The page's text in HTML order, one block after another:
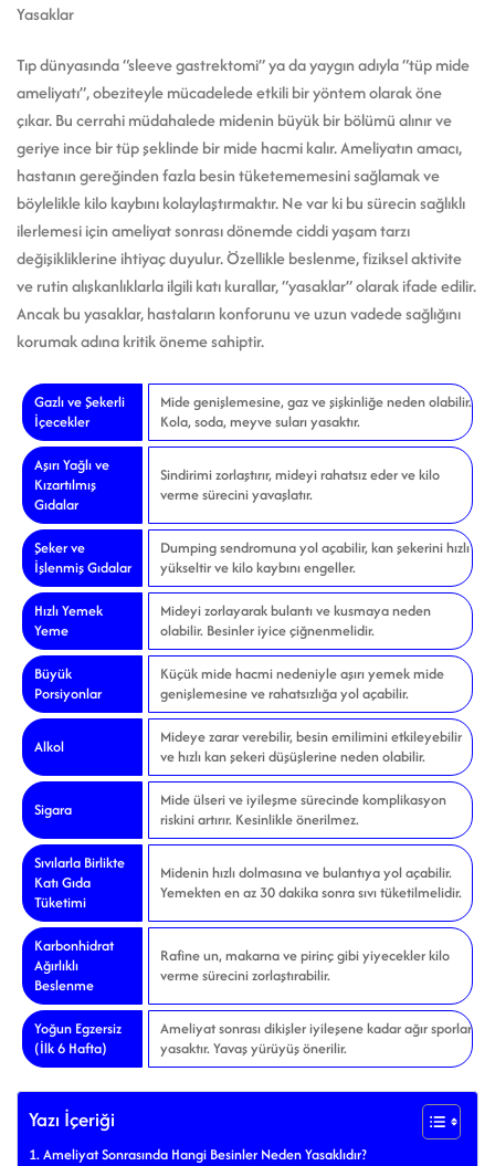
Yasaklar
Tıp dünyasında “sleeve gastrektomi” ya da yaygın adıyla “tüp mide
ameliyatı”, obeziteyle mücadelede etkili bir yöntem olarak öne
çıkar. Bu cerrahi müdahalede midenin büyük bir bölümü alınır ve
geriye ince bir tüp şeklinde bir mide hacmi kalır. Ameliyatın amacı,
hastanın gereğinden fazla besin tüketememesini sağlamak ve
böylelikle kilo kaybını kolaylaştırmaktır. Ne var ki bu sürecin sağlıklı
ilerlemesi için ameliyat sonrası dönemde ciddi yaşam tarzı
değişikliklerine ihtiyaç duyulur. Özellikle beslenme, fiziksel aktivite
ve rutin alışkanlıklarla ilgili katı kurallar, “yasaklar” olarak ifade edilir.
Ancak bu yasaklar, hastaların konforunu ve uzun vadede sağlığını
korumak adına kritik öneme sahiptir.
Gazlı ve Şekerli
İçecekler
Mide genişlemesine, gaz ve şişkinliğe neden olabilir.
Kola, soda, meyve suları yasaktır.
Aşırı Yağlı ve
Kızartılmış
Gıdalar
Sindirimi zorlaştırır, mideyi rahatsız eder ve kilo
verme sürecini yavaşlatır.
Şeker ve
İşlenmiş Gıdalar
Dumping sendromuna yol açabilir, kan şekerini hızlı
yükseltir ve kilo kaybını engeller.
Hızlı Yemek
Yeme
Mideyi zorlayarak bulantı ve kusmaya neden
olabilir. Besinler iyice çiğnenmelidir.
Büyük
Porsiyonlar
Küçük mide hacmi nedeniyle aşırı yemek mide
genişlemesine ve rahatsızlığa yol açabilir.
Alkol
Mideye zarar verebilir, besin emilimini etkileyebilir
ve hızlı kan şekeri düşüşlerine neden olabilir.
Sigara
Mide ülseri ve iyileşme sürecinde komplikasyon
riskini artırır. Kesinlikle önerilmez.
Sıvılarla Birlikte
Katı Gıda
Tüketimi
Midenin hızlı dolmasına ve bulantıya yol açabilir.
Yemekten en az 30 dakika sonra sıvı tüketilmelidir.
Karbonhidrat
Ağırlıklı
Beslenme
Rafine un, makarna ve pirinç gibi yiyecekler kilo
verme sürecini zorlaştırabilir.
Yoğun Egzersiz
(İlk 6 Hafta)
Ameliyat sonrası dikişler iyileşene kadar ağır sporlar
yasaktır. Yavaş yürüyüş önerilir.
Yazı İçeriği
Ameliyat Sonrasında Hangi Besinler Neden Yasaklıdır?